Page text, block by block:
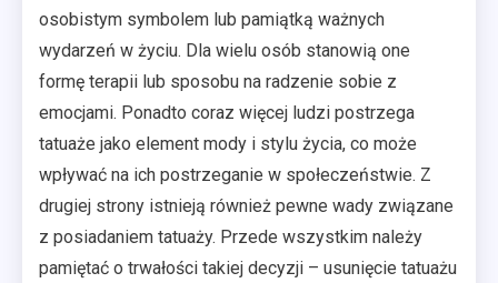
osobistym symbolem lub pamiątką ważnych
wydarzeń w życiu. Dla wielu osób stanowią one
formę terapii lub sposobu na radzenie sobie z
emocjami. Ponadto coraz więcej ludzi postrzega
tatuaże jako element mody i stylu życia, co może
wpływać na ich postrzeganie w społeczeństwie. Z
drugiej strony istnieją również pewne wady związane
z posiadaniem tatuaży. Przede wszystkim należy
pamiętać o trwałości takiej decyzji – usunięcie tatuażu